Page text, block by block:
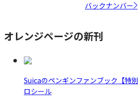
バックナンバー
オレンジページの新刊
Suicaのペンギンファンブック【特
ロシール